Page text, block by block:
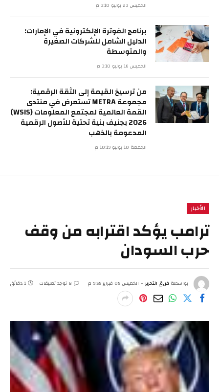
الخميس 23 يوليو 3:10 م
برنامج الفوترة الإلكترونية في الإمارات:
الدليل الشامل للشركات الصغيرة
والمتوسطة
الخميس 16 يوليو 3:10 م
من ترسيخ القيمة إلى الثقة الرقمية:
مجموعة METRA تستعرض في منتدى
القمة العالمية لمجتمع المعلومات (WSIS)
2026 بجنيف بنية تحتية للأصول الرقمية
المدعومة بالذهب
الجمعة 10 يوليو 10:19 م
الأخبار
ترامب يؤكد اقترابه من وقف
حرب السودان
بواسطة فريق التحرير الخميس 05 فبراير 9:55 م لا توجد تعليقات 1 دقائق